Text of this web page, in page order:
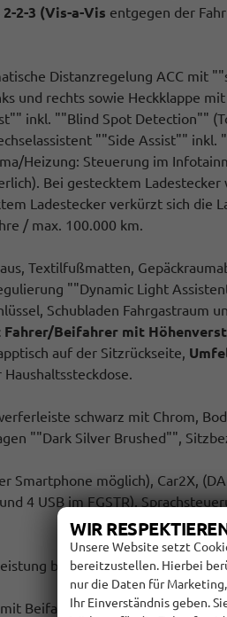
2-3 (Vis-a-Vis entgegen der
Distanzregelung ACC mit
und rechts sowie Heckklappe
inkl. ""Blind Spot Detection""
""Side Assist""
Heizung: Steuerung im
Bei gestecktem
Ladestecker verkürzt sich die
/ max. 100.000 km.
Textilfußmatten,
""Dynamic Light
Schubladen Fahrgastraum
Fahrer/Beifahrer mit
auf der Sitzrückseite,
schwarz mit Chrom,
""Dark Silver Brushed"",
Smartphone möglich), Car2X,
4 USB im FGSTR),
bis zu 40kW (DC) bzw. 11
Beifahrer-Airbag-
WIR
Unsere Website setzt
bereitzustellen. Hierbei
nur die Daten für
Ihr Einverständnis geben.